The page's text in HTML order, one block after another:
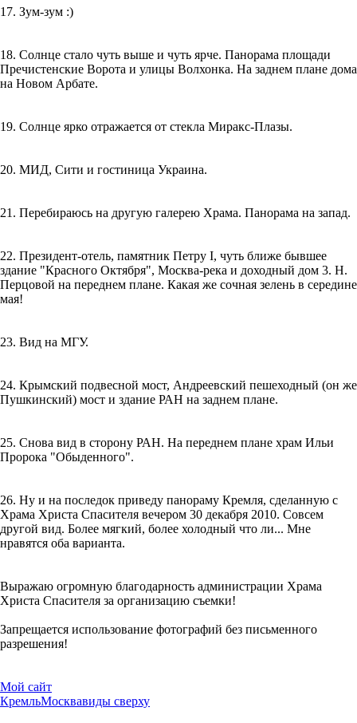
17. Зум-зум :)
18. Солнце стало чуть выше и чуть ярче. Панорама площади
Пречистенские Ворота и улицы Волхонка. На заднем плане дома
на Новом Арбате.
19. Солнце ярко отражается от стекла Миракс-Плазы.
20. МИД, Сити и гостиница Украина.
21. Перебираюсь на другую галерею Храма. Панорама на запад.
22. Президент-отель, памятник Петру I, чуть ближе бывшее
здание "Красного Октября", Москва-река и доходный дом 3. Н.
Перцовой на переднем плане. Какая же сочная зелень в середине
мая!
23. Вид на МГУ.
24. Крымский подвесной мост, Андреевский пешеходный (он же
Пушкинский) мост и здание РАН на заднем плане.
25. Снова вид в сторону РАН. На переднем плане храм Ильи
Пророка "Обыденного".
26. Ну и на последок приведу панораму Кремля, сделанную с
Храма Христа Спасителя вечером 30 декабря 2010. Совсем
другой вид. Более мягкий, более холодный что ли... Мне
нравятся оба варианта.
Выражаю огромную благодарность администрации Храма
Христа Спасителя за организацию съемки!
Запрещается использование фотографий без письменного
разрешения!
Мой сайт
КремльМосквавиды сверху